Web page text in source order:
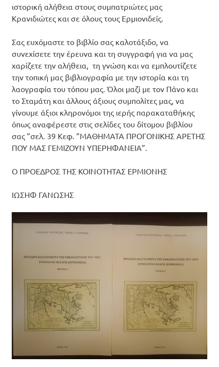
ιστορική αλήθεια στους συμπατριώτες μας
Κρανιδιώτες και σε όλους τους Ερμιονιδείς.
Σας ευχόμαστε το βιβλίο σας καλοτάξιδο, να
συνεχίσετε την έρευνα και τη συγγραφή για να μας
χαρίζετε την αλήθεια, τη γνώση και να εμπλουτίζετε
την τοπική μας βιβλιογραφία με την ιστορία και τη
λαογραφία του τόπου μας. Όλοι μαζί με τον Πάνο και
το Σταμάτη και άλλους άξιους συμπολίτες μας, να
γίνουμε άξιοι κληρονόμοι της ιερής παρακαταθήκης
όπως αναφέρεστε στις σελίδες του δίτομου βιβλίου
σας ”σελ. 39 Κεφ. ”ΜΑΘΗΜΑΤΑ ΠΡΟΓΟΝΙΚΗΣ ΑΡΕΤΗΣ
ΠΟΥ ΜΑΣ ΓΕΜΙΖΟΥΝ ΥΠΕΡΗΦΑΝΕΙΑ”.
Ο ΠΡΟΕΔΡΟΣ ΤΗΣ ΚΟΙΝΟΤΗΤΑΣ ΕΡΜΙΟΝΗΣ
ΙΩΣΗΦ ΓΑΝΩΣΗΣ